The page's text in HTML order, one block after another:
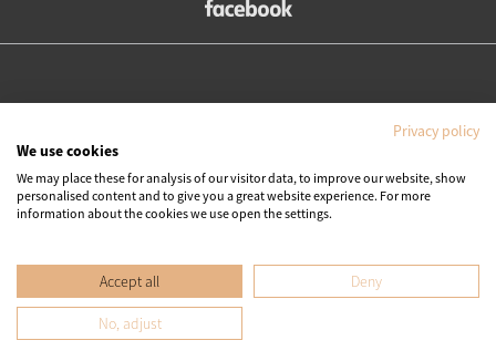
Copyright © Ipanema Praia Kft.
Minden jog fenntartva. All rights reserved.
Privacy policy
We use cookies
We may place these for analysis of our visitor data, to improve our website, show
personalised content and to give you a great website experience. For more
information about the cookies we use open the settings.
Accept all Deny
No, adjust